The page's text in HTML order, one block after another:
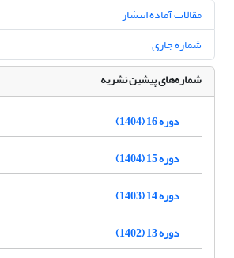
مقالات آماده انتشار
شماره جاری
شماره‌های پیشین نشریه
دوره 16 (1404)
دوره 15 (1404)
دوره 14 (1403)
دوره 13 (1402)